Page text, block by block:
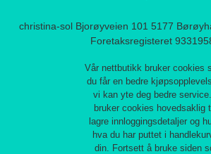
christina-sol Bjorøyveien 101 5177
Foretaksregisteret
Vår nettbutikk bruker cookies
du får en bedre
vi kan yte deg bedre
bruker cookies hovedsaklig
lagre innloggingsdetaljer og
hva du har puttet i
din. Fortsett å bruke siden